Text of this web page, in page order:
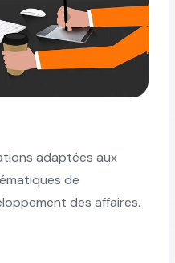
adaptées aux
de
des affaires.